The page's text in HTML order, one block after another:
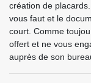
création de
vous faut et le
court. Comme
offert et ne vous
auprès de son